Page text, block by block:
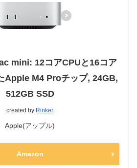
mini: 12コアCPUと16コア
Apple M4 Proチップ, 24GB,
512GB SSD
created by Rinker
Apple(アップル)
Amazon